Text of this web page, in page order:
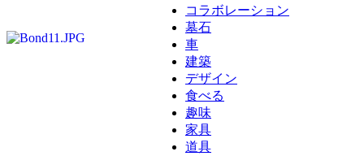
コラボレーション
墓石
車
建築
デザイン
食べる
趣味
家具
道具